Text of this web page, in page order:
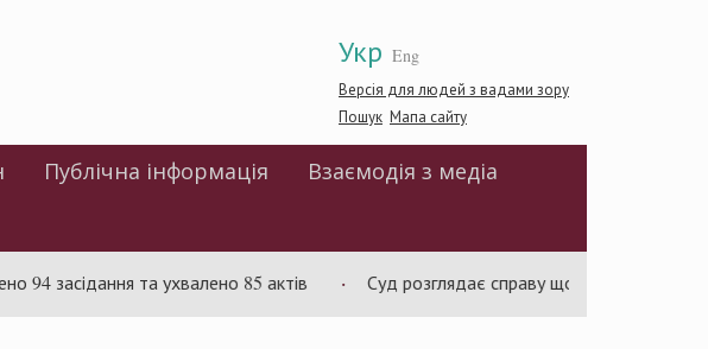
Укр Eng
Версія для людей з вадами зору
Пошук Мапа сайту
Публічна інформація
Взаємодія з медіа
та ухвалено 85 актів Суд розглядає справу щодо обмежень на зміну